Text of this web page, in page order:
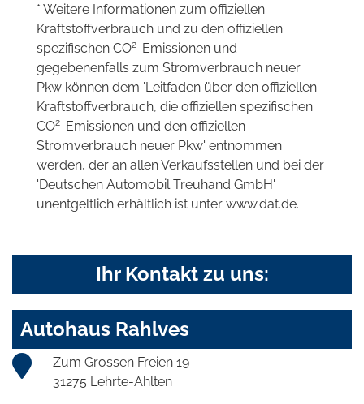
* Weitere Informationen zum offiziellen
Kraftstoffverbrauch und zu den offiziellen
spezifischen CO2-Emissionen und
gegebenenfalls zum Stromverbrauch neuer
Pkw können dem 'Leitfaden über den offiziellen
Kraftstoffverbrauch, die offiziellen spezifischen
CO2-Emissionen und den offiziellen
Stromverbrauch neuer Pkw' entnommen
werden, der an allen Verkaufsstellen und bei der
'Deutschen Automobil Treuhand GmbH'
unentgeltlich erhältlich ist unter www.dat.de.
Ihr Kontakt zu uns:
Autohaus Rahlves
Zum Grossen Freien 19
31275 Lehrte-Ahlten